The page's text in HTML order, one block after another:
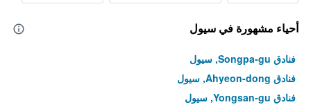
أحياء مشهورة في سيول
فنادق Songpa-gu, سيول
فنادق Ahyeon-dong, سيول
فنادق Yongsan-gu, سيول